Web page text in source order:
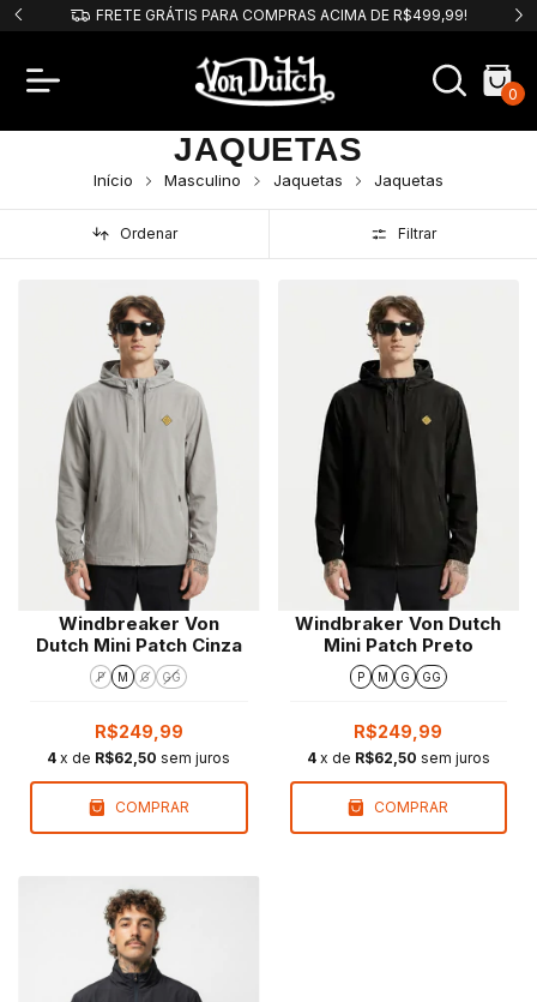
FRETE GRÁTIS PARA COMPRAS ACIMA DE R$499,99!
0
JAQUETAS
Início Masculino Jaquetas Jaquetas
Ordenar Filtrar
Windbreaker Von
Dutch Mini Patch Cinza
P M G GG
R$249,99
4 x de R$62,50 sem juros
COMPRAR
Windbraker Von Dutch
Mini Patch Preto
P M G GG
R$249,99
4 x de R$62,50 sem juros
COMPRAR